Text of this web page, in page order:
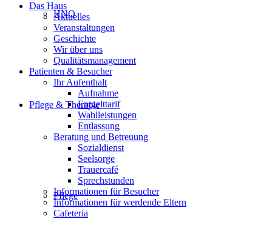
HNO
Pflege & Therapie
Pflege
Das Haus
Aktuelles
Veranstaltungen
Geschichte
Wir über uns
Qualitätsmanagement
Patienten & Besucher
Ihr Aufenthalt
Aufnahme
Entgelttarif
Wahlleistungen
Entlassung
Beratung und Betreuung
Sozialdienst
Seelsorge
Trauercafé
Sprechstunden
Informationen für Besucher
Informationen für werdende Eltern
Cafeteria